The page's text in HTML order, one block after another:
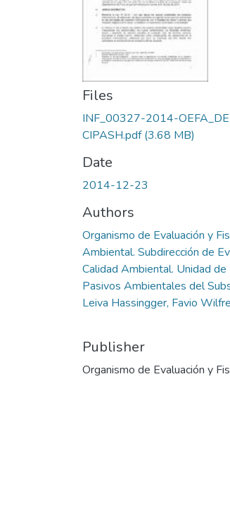
Files
INF_00327-2014-
CIPASH.pdf(3.68 MB)
Date
2014-12-23
Authors
Organismo de Evaluación y
Ambiental. Subdirección de
Calidad Ambiental. Unidad
Pasivos Ambientales del
Leiva Hassingger, Favio
Publisher
Organismo de Evaluación y